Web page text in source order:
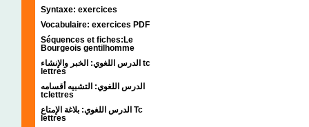
Syntaxe: exercices
Vocabulaire: exercices PDF
Séquences et fiches:Le
Bourgeois gentilhomme
الدرس اللغوي: الخبر والإنشاء tc
lettres
الدرس اللغوي: التشبيه أقسامه
tclettres
الدرس اللغوي: بلاغة الإمتاع Tc
lettres